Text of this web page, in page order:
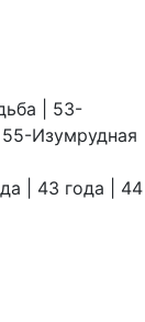
| 53-
Изумрудная
| 43 года | 44